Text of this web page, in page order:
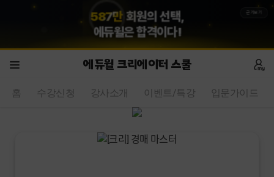
587만 회원의 선택,
에듀윌은 합격이다!
근거보기
에듀윌 크리에이터 스쿨
홈 수강신청 강사소개 이벤트/특강 입문가이드